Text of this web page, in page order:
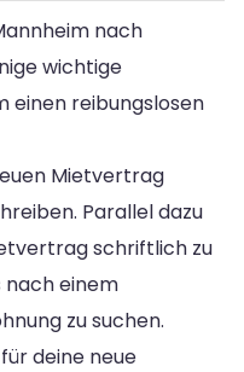
nach
wichtige
einen reibungslosen
Mietvertrag
Parallel dazu
schriftlich zu
nach einem
zu suchen.
deine neue